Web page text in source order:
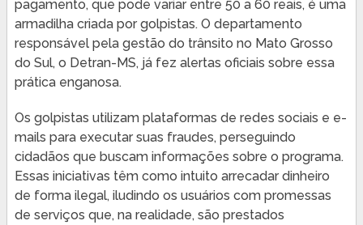
pagamento, que pode variar entre 50 a 60 reais, é uma
armadilha criada por golpistas. O departamento
responsável pela gestão do trânsito no Mato Grosso
do Sul, o Detran-MS, já fez alertas oficiais sobre essa
prática enganosa.
Os golpistas utilizam plataformas de redes sociais e e-
mails para executar suas fraudes, perseguindo
cidadãos que buscam informações sobre o programa.
Essas iniciativas têm como intuito arrecadar dinheiro
de forma ilegal, iludindo os usuários com promessas
de serviços que, na realidade, são prestados